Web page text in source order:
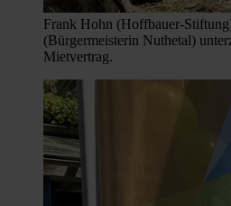
Frank Hohn (Hoffbauer-
(Bürgermeisterin Nuthetal)
Mietvertrag.